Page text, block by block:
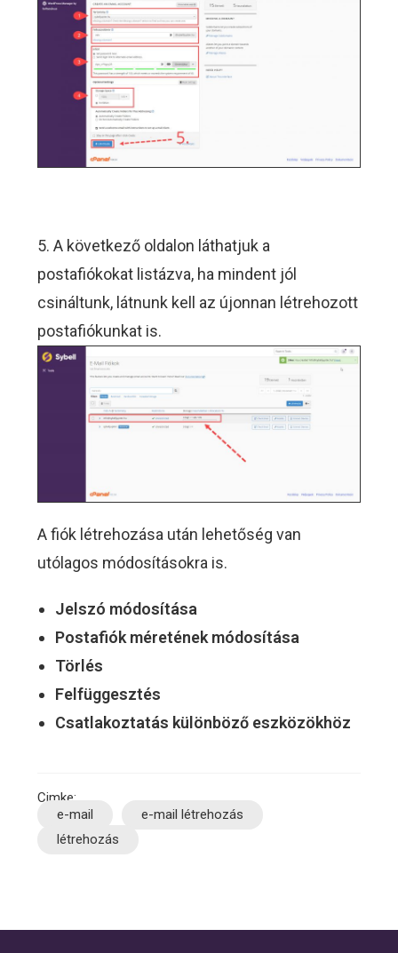
5. A következő oldalon láthatjuk a
postafiókokat listázva, ha mindent jól
csináltunk, látnunk kell az újonnan létrehozott
postafiókunkat is.
A fiók létrehozása után lehetőség van
utólagos módosításokra is.
Jelszó módosítása
Postafiók méretének módosítása
Törlés
Felfüggesztés
Csatlakoztatás különböző eszközökhöz
Tags:
e-mail
e-mail létrehozás
létrehozás